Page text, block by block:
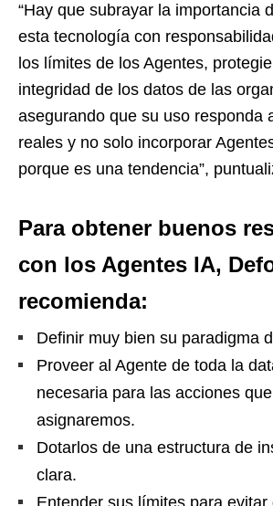
“Hay que subrayar la importancia
esta tecnología con
los límites de los Agentes,
integridad de los datos de las
asegurando que su uso responda
reales y no solo incorporar
porque es una tendencia”,
Para obtener buenos
con los Agentes IA,
recomienda:
Definir muy bien su paradigma
Proveer al Agente de toda la
necesaria para las acciones
asignaremos.
Dotarlos de una estructura de
clara.
Entender sus límites para evitar